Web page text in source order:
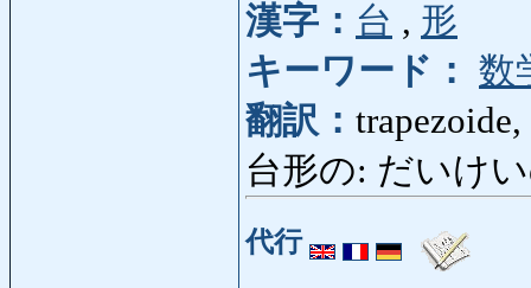
漢字： 台 , 形
キーワード： 数
翻訳：
台形の: だいけい
代行